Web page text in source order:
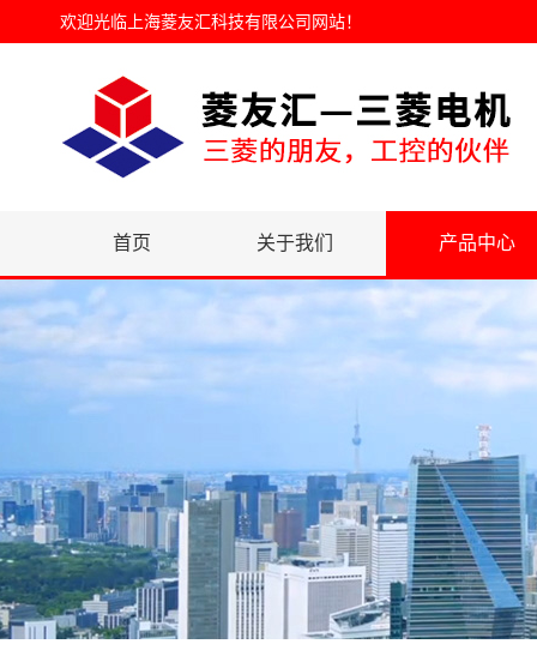
欢迎光临 上海菱友汇科技有限公司网站！
首页 关于我们 产品中心